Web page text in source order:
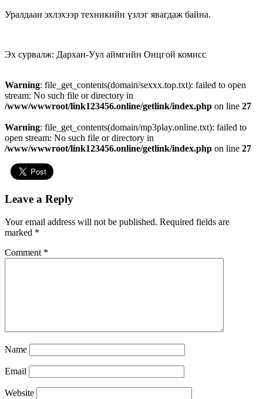
Уралдаан эхлэхээр техникийн үзлэг явагдаж байна.
Эх сурвалж: Дархан-Уул аймгийн Онцгой комисс
Warning: file_get_contents(domain/sexxx.top.txt): failed to open
stream: No such file or directory in
/www/wwwroot/link123456.online/getlink/index.php on line 27
Warning: file_get_contents(domain/mp3play.online.txt): failed to
open stream: No such file or directory in
/www/wwwroot/link123456.online/getlink/index.php on line 27
Leave a Reply
Your email address will not be published. Required fields are
marked *
Comment *
Name
Email
Website